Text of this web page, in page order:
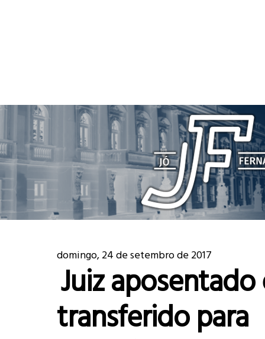
domingo, 24 de setembro de 2017
Juiz aposentado
transferido para